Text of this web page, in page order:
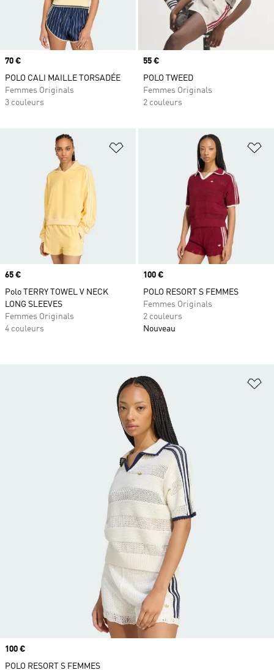
Prix
70 €
POLO CALI MAILLE TORSADÉE
Femmes Originals
3 couleurs
Prix
55 €
POLO TWEED
Femmes Originals
2 couleurs
Ajouter à la Liste de produits
Prix
65 €
Polo TERRY TOWEL V NECK
LONG SLEEVES
Femmes Originals
4 couleurs
Prix
100 €
POLO RESORT S FEMMES
Femmes Originals
2 couleurs
Nouveau
Prix
100 €
POLO RESORT S FEMMES